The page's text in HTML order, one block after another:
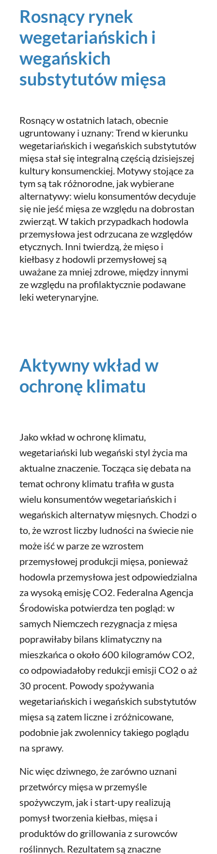
Rosnący rynek
wegetariańskich i
wegańskich
substytutów mięsa
Rosnący w ostatnich latach, obecnie
ugruntowany i uznany: Trend w kierunku
wegetariańskich i wegańskich substytutów
mięsa stał się integralną częścią dzisiejszej
kultury konsumenckiej. Motywy stojące za
tym są tak różnorodne, jak wybierane
alternatywy: wielu konsumentów decyduje
się nie jeść mięsa ze względu na dobrostan
zwierząt. W takich przypadkach hodowla
przemysłowa jest odrzucana ze względów
etycznych. Inni twierdzą, że mięso i
kiełbasy z hodowli przemysłowej są
uważane za mniej zdrowe, między innymi
ze względu na profilaktycznie podawane
leki weterynaryjne.
Aktywny wkład w
ochronę klimatu
Jako wkład w ochronę klimatu,
wegetariański lub wegański styl życia ma
aktualne znaczenie. Tocząca się debata na
temat ochrony klimatu trafiła w gusta
wielu konsumentów wegetariańskich i
wegańskich alternatyw mięsnych. Chodzi o
to, że wzrost liczby ludności na świecie nie
może iść w parze ze wzrostem
przemysłowej produkcji mięsa, ponieważ
hodowla przemysłowa jest odpowiedzialna
za wysoką emisję CO2. Federalna Agencja
Środowiska potwierdza ten pogląd: w
samych Niemczech rezygnacja z mięsa
poprawiłaby bilans klimatyczny na
mieszkańca o około 600 kilogramów CO2,
co odpowiadałoby redukcji emisji CO2 o aż
30 procent. Powody spożywania
wegetariańskich i wegańskich substytutów
mięsa są zatem liczne i zróżnicowane,
podobnie jak zwolennicy takiego poglądu
na sprawy.
Nic więc dziwnego, że zarówno uznani
przetwórcy mięsa w przemyśle
spożywczym, jak i start-upy realizują
pomysł tworzenia kiełbas, mięsa i
produktów do grillowania z surowców
roślinnych. Rezultatem są znaczne